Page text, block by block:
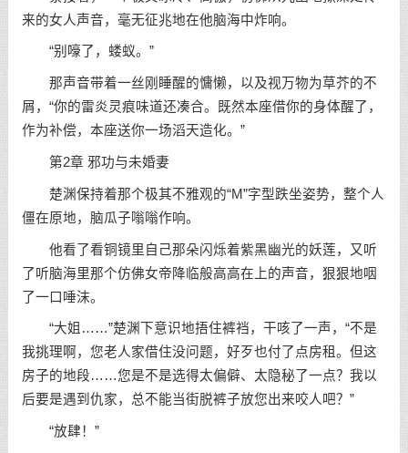
来的女人声音，毫无征兆地在他脑海中炸响。
“别嚎了，蝼蚁。”
那声音带着一丝刚睡醒的慵懒，以及视万物为草芥的不
屑，“你的雷炎灵痕味道还凑合。既然本座借你的身体醒了，
作为补偿，本座送你一场滔天造化。”
第2章 邪功与未婚妻
楚渊保持着那个极其不雅观的“M”字型跌坐姿势，整个人
僵在原地，脑瓜子嗡嗡作响。
他看了看铜镜里自己那朵闪烁着紫黑幽光的妖莲，又听
了听脑海里那个仿佛女帝降临般高高在上的声音，狠狠地咽
了一口唾沫。
“大姐……”楚渊下意识地捂住裤裆，干咳了一声，“不是
我挑理啊，您老人家借住没问题，好歹也付了点房租。但这
房子的地段……您是不是选得太偏僻、太隐秘了一点？我以
后要是遇到仇家，总不能当街脱裤子放您出来咬人吧？”
“放肆！”